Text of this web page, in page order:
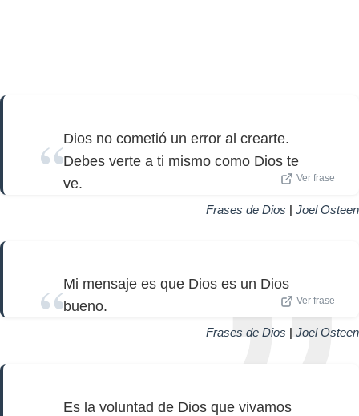
Dios no cometió un error al crearte.
Debes verte a ti mismo como Dios te
ve.
Ver frase
Frases de Dios | Joel Osteen
Mi mensaje es que Dios es un Dios
bueno.
Ver frase
Frases de Dios | Joel Osteen
Es la voluntad de Dios que vivamos